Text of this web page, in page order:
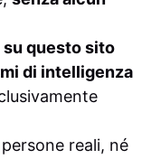
questo sito
di intelligenza
reali, né